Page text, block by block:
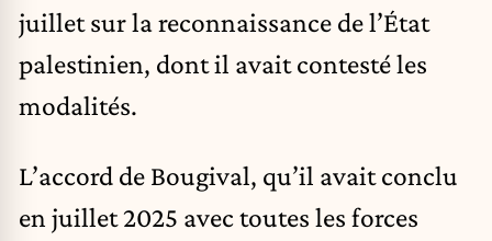
juillet sur la reconnaissance de l’État
palestinien, dont il avait contesté les
modalités.
L’accord de Bougival, qu’il avait conclu
en juillet 2025 avec toutes les forces